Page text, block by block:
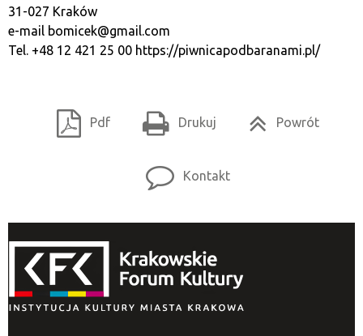
31-027 Kraków
e-mail bomicek@gmail.com
Tel. +48 12 421 25 00 https://piwnicapodbaranami.pl/
Pdf Drukuj Powrót
Kontakt